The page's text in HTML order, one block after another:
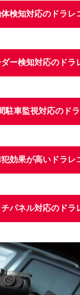
検知対応のドラレ
ダー検知対応のドラ
駐車監視対応のド
犯効果が高いドラレ
パネル対応のドラ